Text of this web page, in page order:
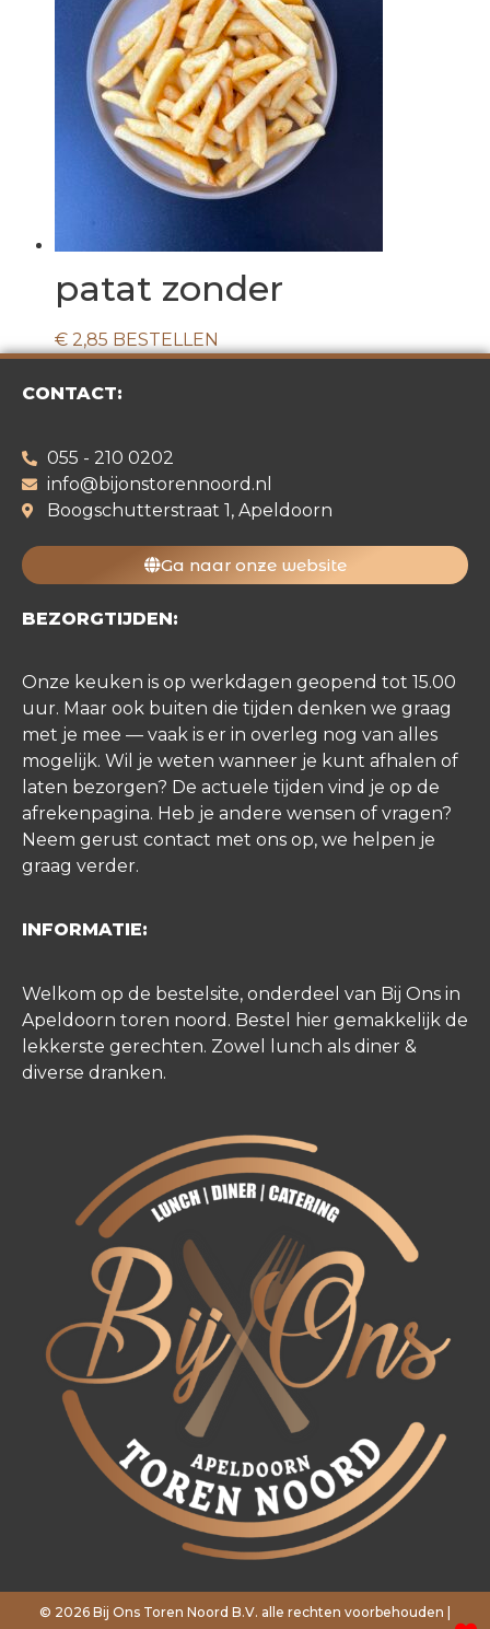
patat zonder
€ 2,85 BESTELLEN
CONTACT:
055 - 210 0202
info@bijonstorennoord.nl
Boogschutterstraat 1, Apeldoorn
Ga naar onze website
BEZORGTIJDEN:
Onze keuken is op werkdagen geopend tot 15.00
uur. Maar ook buiten die tijden denken we graag
met je mee — vaak is er in overleg nog van alles
mogelijk. Wil je weten wanneer je kunt afhalen of
laten bezorgen? De actuele tijden vind je op de
afrekenpagina. Heb je andere wensen of vragen?
Neem gerust contact met ons op, we helpen je
graag verder.
INFORMATIE:
Welkom op de bestelsite, onderdeel van Bij Ons in
Apeldoorn toren noord. Bestel hier gemakkelijk de
lekkerste gerechten. Zowel lunch als diner &
diverse dranken.
© 2026 Bij Ons Toren Noord B.V. alle rechten voorbehouden |